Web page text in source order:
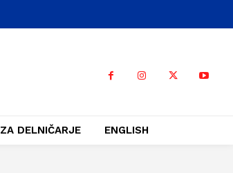
ZA DELNIČARJE ENGLISH